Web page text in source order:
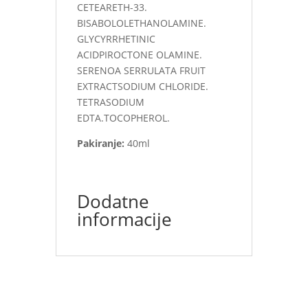
CETEARETH-33.
BISABOLOLETHANOLAMINE.
GLYCYRRHETINIC
ACIDPIROCTONE OLAMINE.
SERENOA SERRULATA FRUIT
EXTRACTSODIUM CHLORIDE.
TETRASODIUM
EDTA.TOCOPHEROL.
Pakiranje: 40ml
Dodatne
informacije